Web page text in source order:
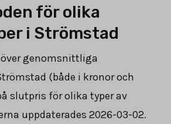
för olika
i Strömstad
genomsnittliga
(både i kronor och
slutpris för olika typer av
uppdaterades 2026-03-02.